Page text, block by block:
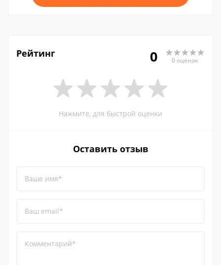
Рейтинг 0 0 оценок
Нажмите, для быстрой оценки
Оставить отзыв
Ваше имя*
Ваш email*
Комментарий*